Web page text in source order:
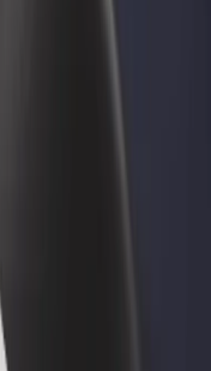
Business
ποδήλατα
Bolt
οδηγών
διανομέων